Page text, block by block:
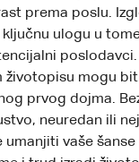
prema poslu.
ulogu u
poslodavci.
životopisu mogu
prvog dojma.
neuredan ili
vaše šanse